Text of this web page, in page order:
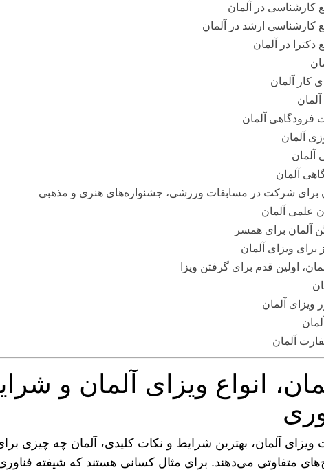
کارشناسی در آلمان
کارشناسی ارشد در آلمان
در آلمان
کار آلمان
برای ویزای آلمان
اولین قدم برای گرفتن ویزا
آلمان
آلمان
انواع ویزای آلمان و
ویزای آلمان، بهترین شرایط و نکات کلیدی، آلمان چه چیزی
متفاوتی می‌دهند. برای مثال کسانی هستند که شیفته